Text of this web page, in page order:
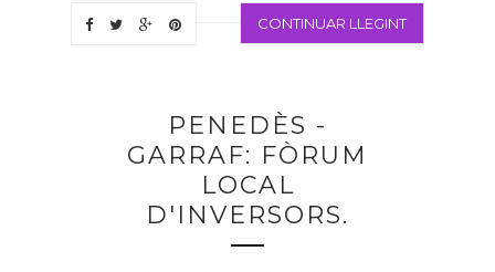
CONTINUAR LLEGINT
PENEDÈS -
GARRAF: FÒRUM
LOCAL
D'INVERSORS.